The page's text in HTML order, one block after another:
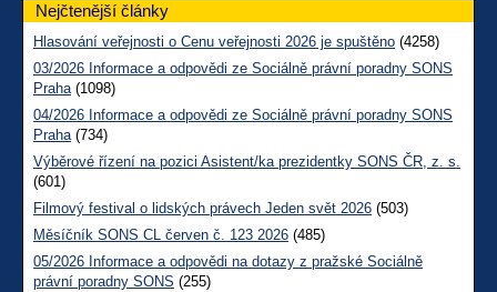
Nejčtenější články
Hlasování veřejnosti o Cenu veřejnosti 2026 je spuštěno (4258)
03/2026 Informace a odpovědi ze Sociálně právní poradny SONS
Praha(1098)
04/2026 Informace a odpovědi ze Sociálně právní poradny SONS
Praha(734)
Výběrové řízení na pozici Asistent/ka prezidentky SONS ČR, z. s.
(601)
Filmový festival o lidských právech Jeden svět 2026 (503)
Měsíčník SONS CL červen č. 123 2026 (485)
05/2026 Informace a odpovědi na dotazy z pražské Sociálně
právní poradny SONS (255)